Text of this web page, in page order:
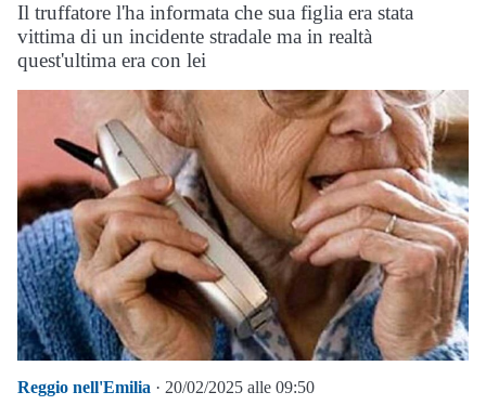
Il truffatore l'ha informata che sua figlia era stata
vittima di un incidente stradale ma in realtà
quest'ultima era con lei
Reggio nell'Emilia · 20/02/2025 alle 09:50